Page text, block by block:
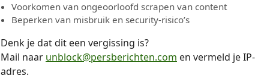
Voorkomen van ongeoorloofd scrapen van content
Beperken van misbruik en security-risico’s
Denk je dat dit een vergissing is?
Mail naar unblock@persberichten.com en vermeld je IP-
adres.